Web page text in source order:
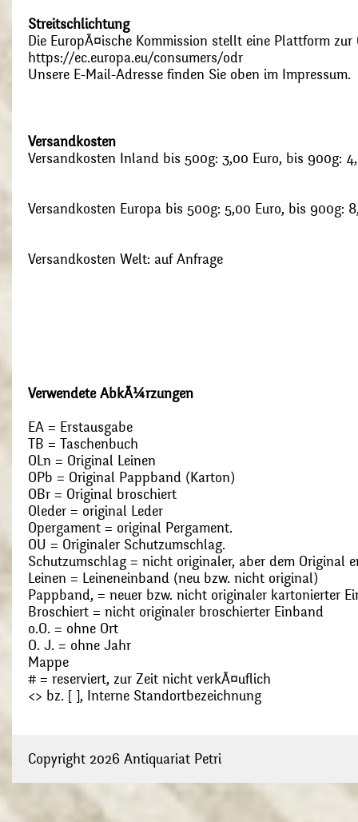
Streitschlichtung
Die EuropÃ¤ische Kommission stellt eine Plattform
https://ec.europa.eu/consumers/odr
Unsere E-Mail-Adresse finden Sie oben im Impressum.
Versandkosten
Versandkosten Inland bis 500g: 3,00 Euro, bis 900g:
Versandkosten Europa bis 500g: 5,00 Euro, bis 900g:
Versandkosten Welt: auf Anfrage
Verwendete AbkÃ¼rzungen
EA = Erstausgabe
TB = Taschenbuch
OLn = Original Leinen
OPb = Original Pappband (Karton)
OBr = Original broschiert
Oleder = original Leder
Opergament = original Pergament.
OU = Originaler Schutzumschlag.
Schutzumschlag = nicht originaler, aber dem Original
Leinen = Leineneinband (neu bzw. nicht original)
Pappband, = neuer bzw. nicht originaler kartonierter
Broschiert = nicht originaler broschierter Einband
o.O. = ohne Ort
O. J. = ohne Jahr
Mappe
# = reserviert, zur Zeit nicht verkÃ¤uflich
<> bz. [ ], Interne Standortbezeichnung
Copyright 2026 Antiquariat Petri